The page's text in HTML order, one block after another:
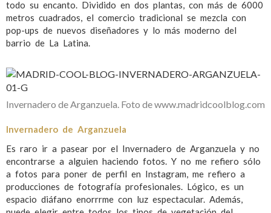
todo su encanto. Dividido en dos plantas, con más de 6000
metros cuadrados, el comercio tradicional se mezcla con
pop-ups de nuevos diseñadores y lo más moderno del
barrio de La Latina.
Invernadero de Arganzuela. Foto de www.madridcoolblog.com
Invernadero de Arganzuela
Es raro ir a pasear por el Invernadero de Arganzuela y no
encontrarse a alguien haciendo fotos. Y no me refiero sólo
a fotos para poner de perfil en Instagram, me refiero a
producciones de fotografía profesionales. Lógico, es un
espacio diáfano enorrrme con luz espectacular. Además,